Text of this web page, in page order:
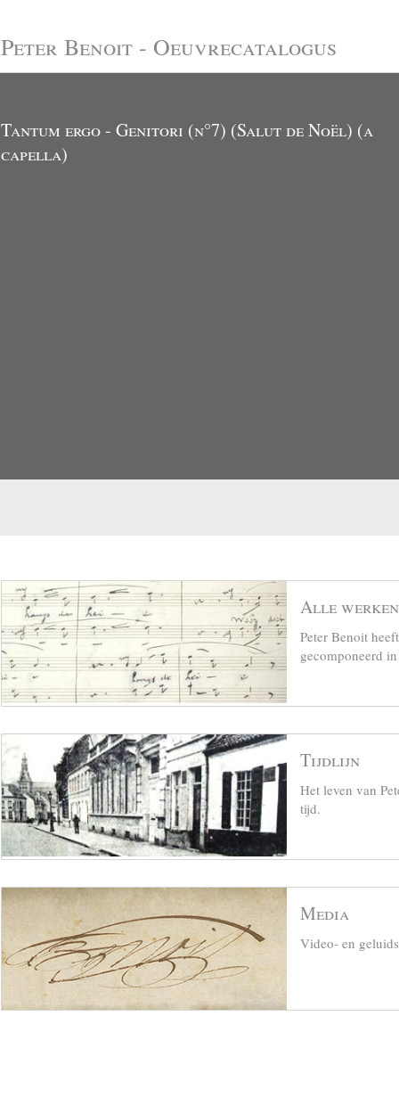
Peter Benoit - Oeuvrecatalogus
Tantum ergo - Genitori (n°7) (Salut de Noël) (a
capella)
Alle werken
Peter Benoit
gecomponeerd
Tijdlijn
Het leven van
tijd.
Media
Video- en